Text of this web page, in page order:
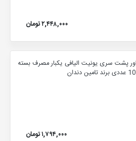
۲,۴۴۸,۰۰۰ تومان
پشت سری یونیت الیافی یکبار مصرف بسته
تامین دندان
۱,۷۹۴,۰۰۰ تومان